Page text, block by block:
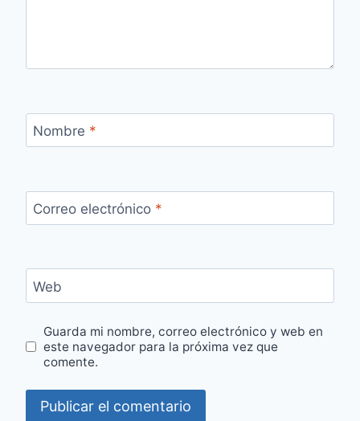
Nombre *
Correo electrónico *
Web
Guarda mi nombre, correo electrónico y web en
este navegador para la próxima vez que
comente.